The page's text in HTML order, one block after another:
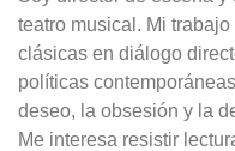
teatro musical. Mi
clásicas en diálogo
políticas
deseo, la obsesión y la
Me interesa resistir